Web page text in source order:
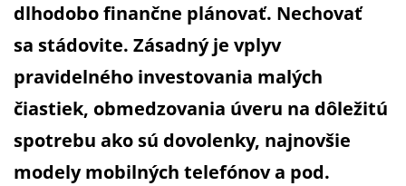
dlhodobo finančne plánovať. Nechovať
sa stádovite. Zásadný je vplyv
pravidelného investovania malých
čiastiek, obmedzovania úveru na dôležitú
spotrebu ako sú dovolenky, najnovšie
modely mobilných telefónov a pod.